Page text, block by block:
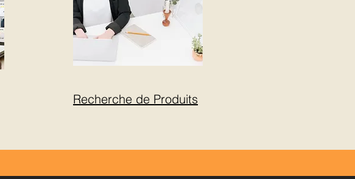
Recherche de Produits